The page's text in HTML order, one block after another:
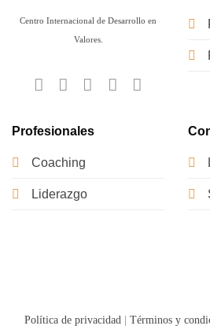
Centro Internacional de Desarrollo en
Valores.
Profesionales
Coaching
Liderazgo
Política de privacidad | Términos y